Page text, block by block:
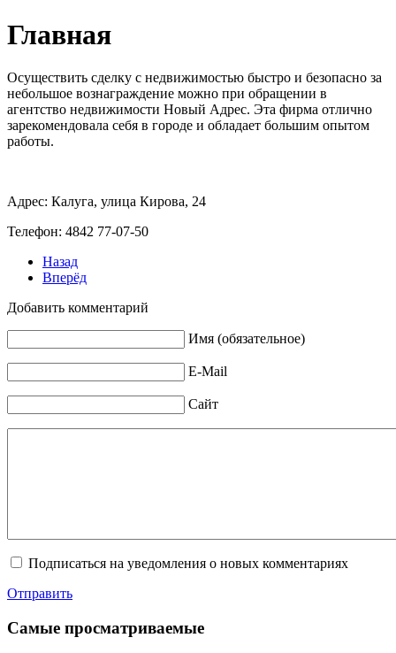
Главная
Осуществить сделку с недвижимостью быстро и безопасно за
небольшое вознаграждение можно при обращении в
агентство недвижимости Новый Адрес. Эта фирма отлично
зарекомендовала себя в городе и обладает большим опытом
работы.
Адрес: Калуга, улица Кирова, 24
Телефон: 4842 77‑07-50
Назад
Вперёд
Добавить комментарий
Имя (обязательное)
E-Mail
Сайт
Подписаться на уведомления о новых комментариях
Отправить
Cамые просматриваемые